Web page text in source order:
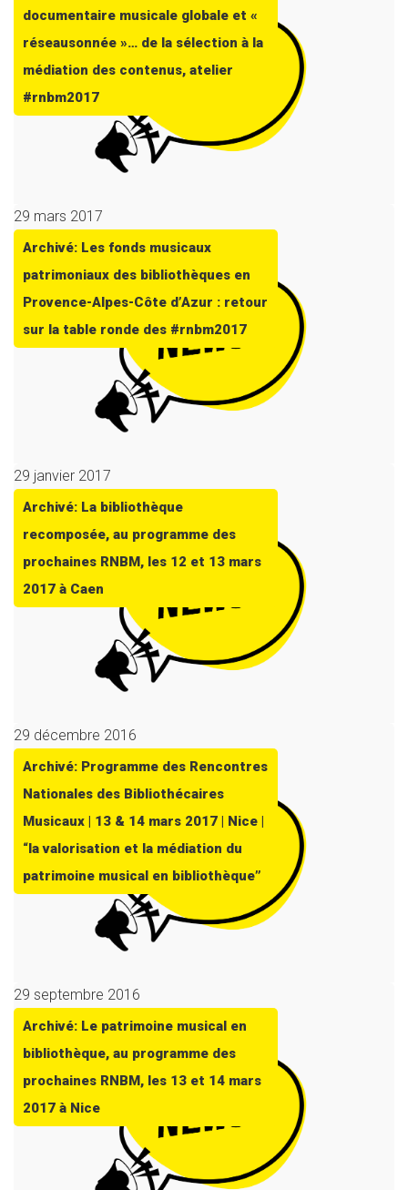
documentaire musicale globale et «
réseausonnée »… de la sélection à la
médiation des contenus, atelier
#rnbm2017
29 mars 2017
Archivé: Les fonds musicaux
patrimoniaux des bibliothèques en
Provence-Alpes-Côte d’Azur : retour
sur la table ronde des #rnbm2017
29 janvier 2017
Archivé: La bibliothèque
recomposée, au programme des
prochaines RNBM, les 12 et 13 mars
2017 à Caen
29 décembre 2016
Archivé: Programme des Rencontres
Nationales des Bibliothécaires
Musicaux | 13 & 14 mars 2017 | Nice |
“la valorisation et la médiation du
patrimoine musical en bibliothèque”
29 septembre 2016
Archivé: Le patrimoine musical en
bibliothèque, au programme des
prochaines RNBM, les 13 et 14 mars
2017 à Nice